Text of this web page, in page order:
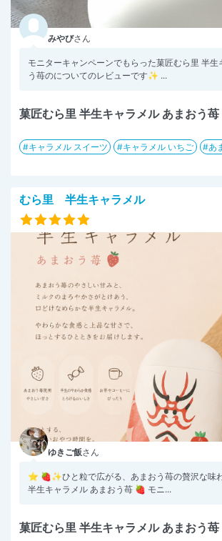
みやびさん
モニターキャンペーンでもらった菓匠むら里 半生
う苺のについてのレビューです✨⁡⁡ ⁡⁡...
菓匠むら里 半生キャラメル あまおう苺
キャラメル スイーツ キャラメル いちご
あ
むら里 半生キャラメル
ゆきご飯さん
⭐︎ 🍓✨ひと粒で広がる、あまおう苺の贅沢な味
半生キャラメル あまおう苺 🍓 モニ...
菓匠むら里 半生キャラメル あまおう苺